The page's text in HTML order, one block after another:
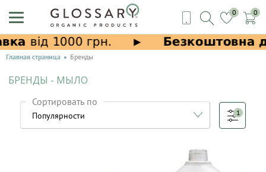
0 0
Главная страница Бренды
БРЕНДЫ - МЫЛО
Сортировать по
1